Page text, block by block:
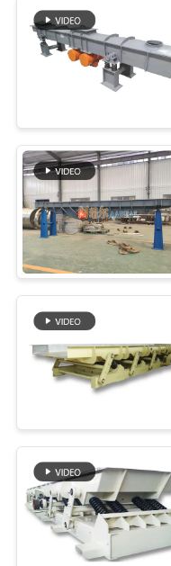
ア
ー
品
質
絡
だ
機械
ンブラ
振動式
直角振